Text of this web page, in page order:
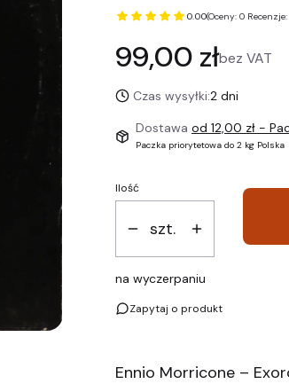
0.00(Oceny: 0
Cena
99,00 złbez VAT
Czas wysyłki:2 dni
Dostawa od 12,00 zł -
Paczka priorytetowa do 2 kg Polska
Ilość
szt.
na wyczerpaniu
Zapytaj o produkt
Ennio Morricone –